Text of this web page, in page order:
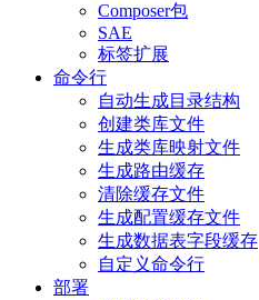
Composer包
SAE
标签扩展
命令行
自动生成目录结构
创建类库文件
生成类库映射文件
生成路由缓存
清除缓存文件
生成配置缓存文件
生成数据表字段缓存
自定义命令行
部署